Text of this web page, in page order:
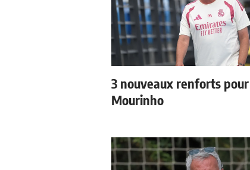
3 nouveaux renforts pour
Mourinho